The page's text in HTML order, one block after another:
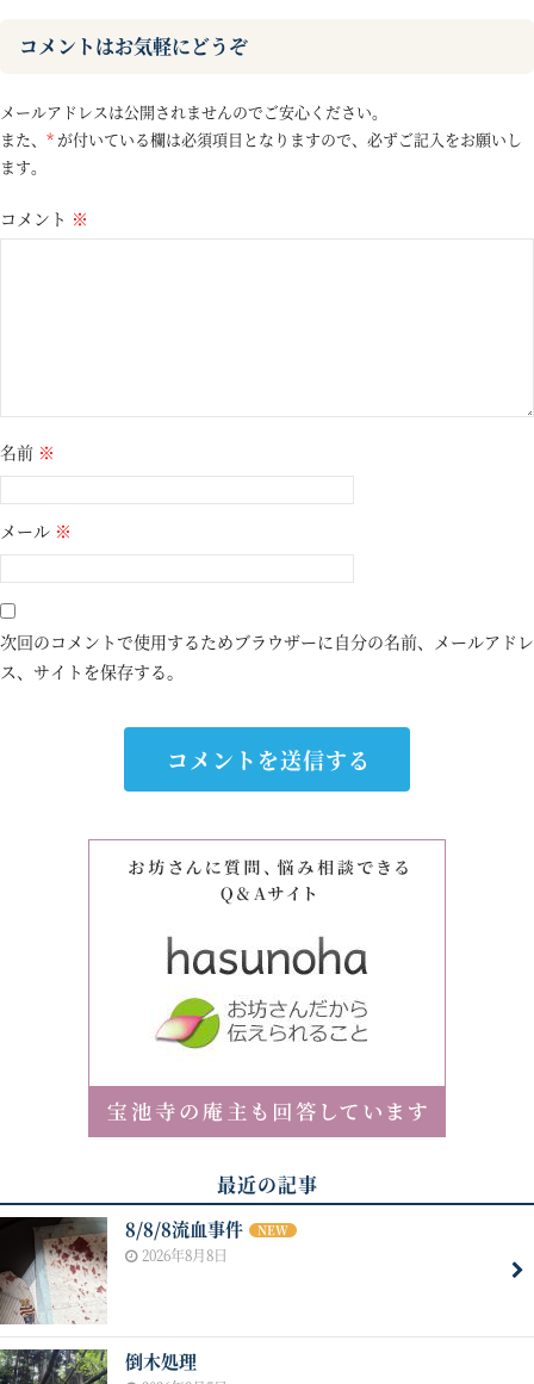
コメントはお気軽にどうぞ
メールアドレスは公開されませんのでご安心ください。
また、 * が付いている欄は必須項目となりますので、必ずご記入をお願いし
ます。
コメント ※
名前 ※
メール ※
次回のコメントで使用するためブラウザーに自分の名前、メールアドレ
ス、サイトを保存する。
最近の記事
8/8/8流血事件 NEW
2026年8月8日
倒木処理